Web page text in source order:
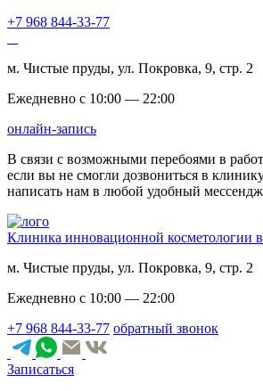
+7 968 844-33-77
м. Чистые пруды, ул. Покровка, 9, стр. 2
Ежедневно с 10:00 — 22:00
онлайн-запись
В связи с возможными перебоями в
если вы не смогли дозвониться в
написать нам в любой удобный
Клиника инновационной косметологии
м. Чистые пруды, ул. Покровка, 9, стр. 2
Ежедневно с 10:00 — 22:00
+7 968 844-33-77 обратный звонок
Записаться